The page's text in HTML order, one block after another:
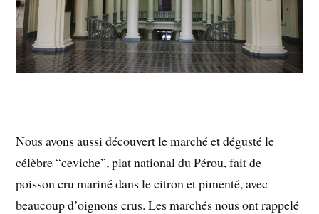
Nous avons aussi découvert le marché et dégusté le
célèbre “ceviche”, plat national du Pérou, fait de
poisson cru mariné dans le citron et pimenté, avec
beaucoup d’oignons crus. Les marchés nous ont rappelé